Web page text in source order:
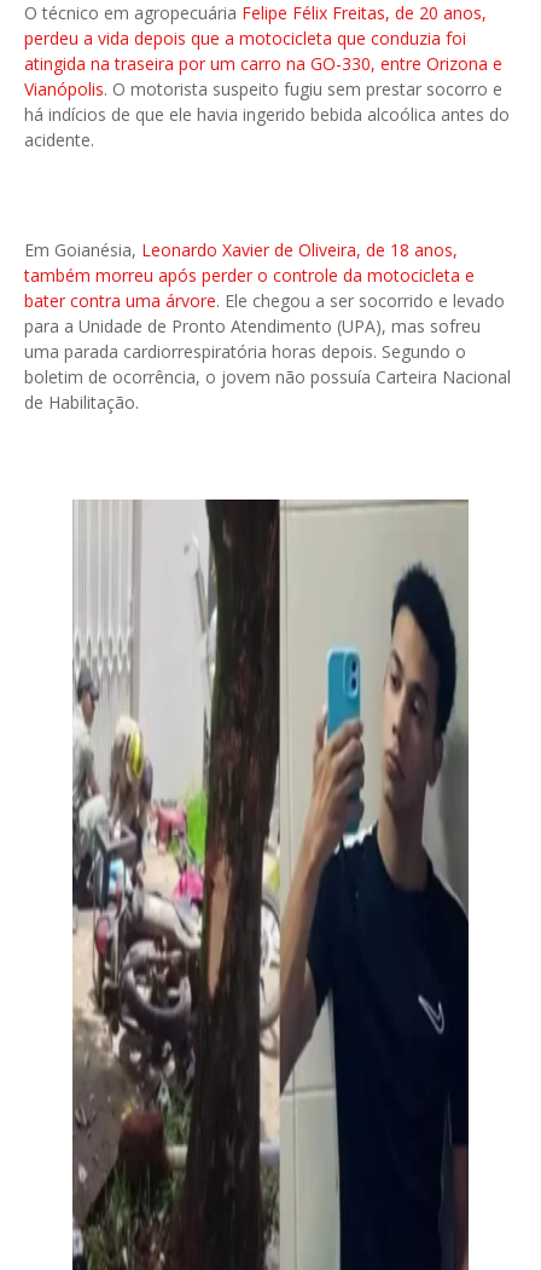
O técnico em agropecuária Felipe Félix Freitas, de 20 anos,
perdeu a vida depois que a motocicleta que conduzia foi
atingida na traseira por um carro na GO-330, entre Orizona e
Vianópolis. O motorista suspeito fugiu sem prestar socorro e
há indícios de que ele havia ingerido bebida alcoólica antes do
acidente.
Em Goianésia, Leonardo Xavier de Oliveira, de 18 anos,
também morreu após perder o controle da motocicleta e
bater contra uma árvore. Ele chegou a ser socorrido e levado
para a Unidade de Pronto Atendimento (UPA), mas sofreu
uma parada cardiorrespiratória horas depois. Segundo o
boletim de ocorrência, o jovem não possuía Carteira Nacional
de Habilitação.